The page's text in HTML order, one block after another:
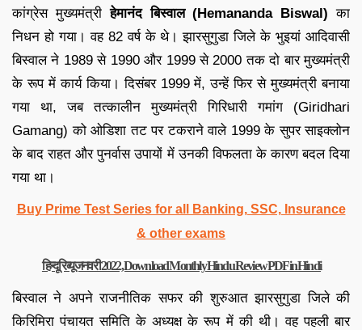
कांग्रेस मुख्यमंत्रीहेमानंद बिस्वाल (Hemananda Biswal) का
निधन हो गया। वह 82 वर्ष के थे। झारसुगुडा जिले के भुइयां आदिवासी
बिस्वाल ने 1989 से 1990 और 1999 से 2000 तक दो बार मुख्यमंत्री
के रूप में कार्य किया। दिसंबर 1999 में, उन्हें फिर से मुख्यमंत्री बनाया
गया था, जब तत्कालीन मुख्यमंत्री गिरिधारी गमांग (Giridhari
Gamang) को ओडिशा तट पर टकराने वाले 1999 के सुपर साइक्लोन
के बाद राहत और पुनर्वास उपायों में उनकी विफलता के कारण बदल दिया
गया था।
Buy Prime Test Series for all Banking, SSC, Insurance
& other exams
हिन्दू रिव्यू जनवरी 2022, Download Monthly Hindu Review PDF in Hindi
बिस्वाल ने अपने राजनीतिक सफर की शुरुआत झारसुगुडा जिले की
किरिमिरा पंचायत समिति के अध्यक्ष के रूप में की थी। वह पहली बार